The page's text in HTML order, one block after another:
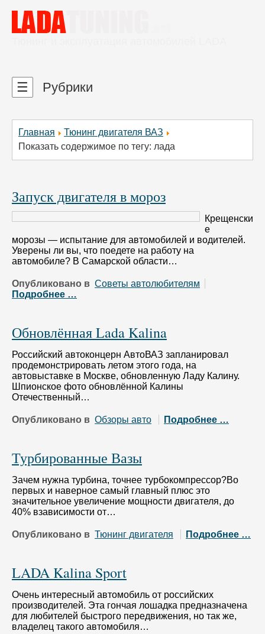
Главная
Тюнинг двигателя ВАЗ
Показать содержимое по тегу: лада
Запуск двигателя в мороз
Крещенски
е
морозы — испытание для автомобилей и водителей.
Уверены ли вы, что поедете на работу на
автомобиле? В Самарской области…
Опубликовано в Советы автолюбителям
Подробнее …
Обновлённая Lada Kalina
Российский автоконцерн АвтоВАЗ запланировал
продемонстрировать летом этого года, на
автовыставке в Москве, обновленную Ладу Калину.
Шпионское фото обновлённой Калины
Отечественный…
Опубликовано в Обзоры авто Подробнее …
Турбированные Вазы
Зачем нужна турбина, точнее турбокомпрессор?Во
первых и наверное самый главный плюс это
значительное увеличение мощности двигателя, до
40% взависимости от…
Опубликовано в Тюнинг двигателя Подробнее …
LADA Kalina Sport
Очень интересный автомобиль от российских
производителей. Эта гончая лошадка предназначена
для любителей быстрого передвижения, но так же,
владелец такого автомобиля…
☰ Рубрики